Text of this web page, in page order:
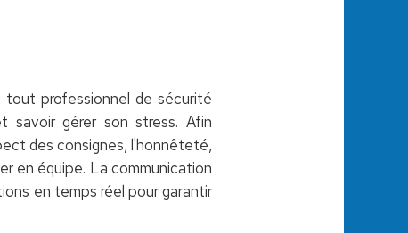
professionnel de sécurité
savoir gérer son stress. Afin
des consignes, l'honnêteté,
en équipe. La communication
en temps réel pour garantir